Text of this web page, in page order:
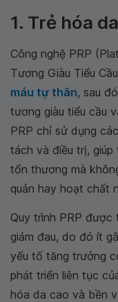
1. Trẻ hóa
Công nghệ PRP
Tương Giàu Tiểu
máu tự thân, sau
tương giàu tiểu cầu
PRP chỉ sử dụng
tách và điều trị,
tổn thương mà
quản hay hoạt chất
Quy trình PRP
giảm đau, do đó ít
yếu tố tăng trưởng
phát triển liên tục
hóa da cao và bền